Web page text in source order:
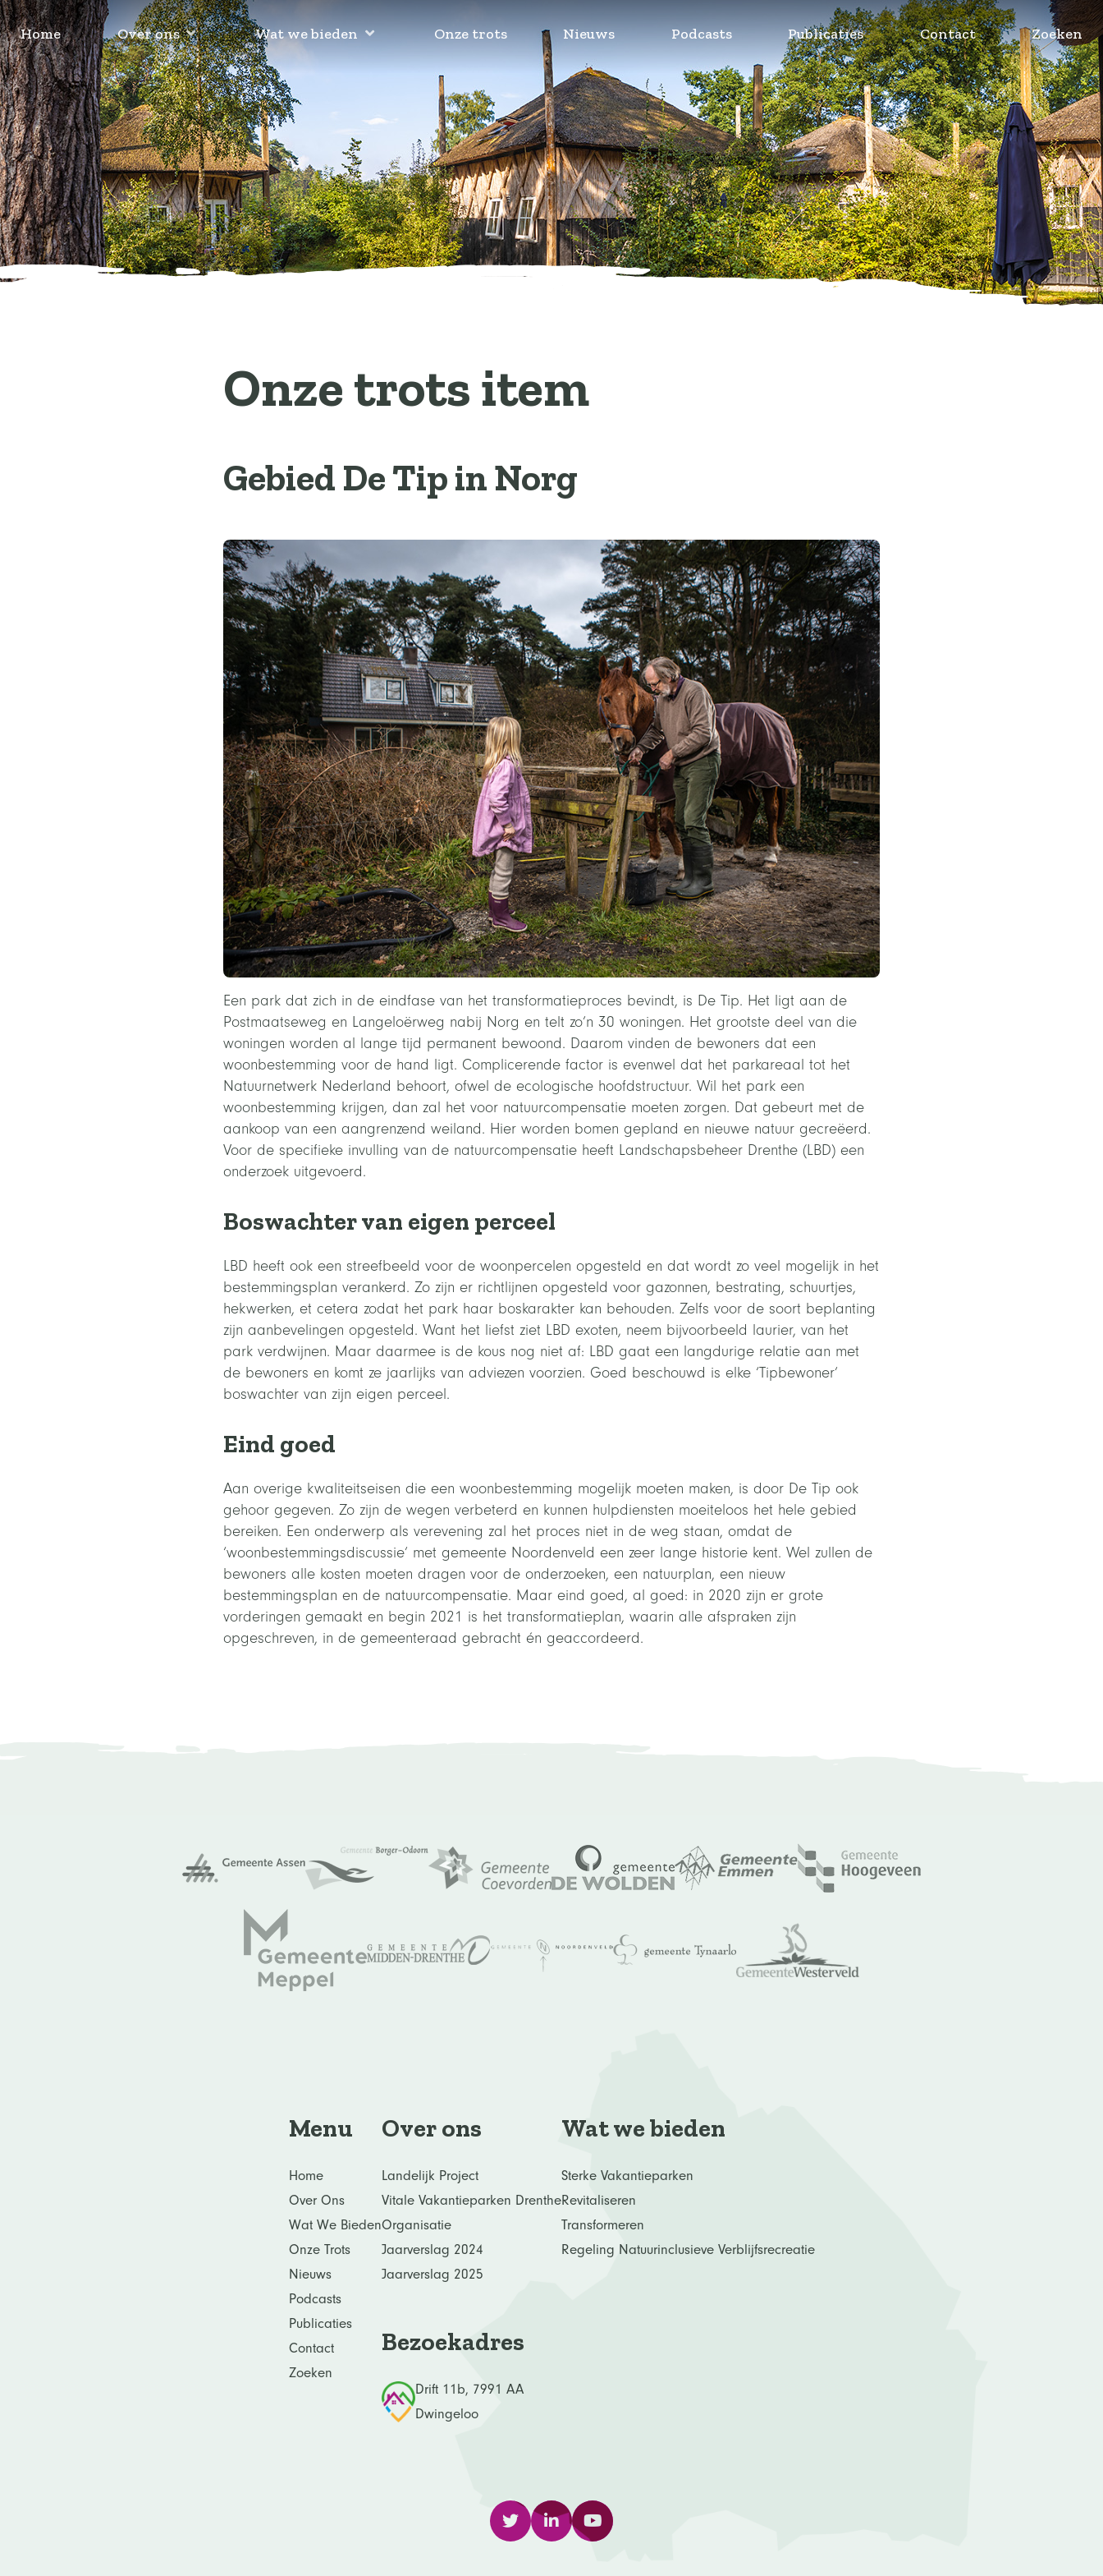
Home Over ons Wat we bieden Onze trots Nieuws Podcasts Publicaties Contact Zoeken
Onze trots item
Gebied De Tip in Norg
Een park dat zich in de eindfase van het transformatieproces bevindt, is De Tip. Het ligt aan de
Postmaatseweg en Langeloërweg nabij Norg en telt zo’n 30 woningen. Het grootste deel van die
woningen worden al lange tijd permanent bewoond. Daarom vinden de bewoners dat een
woonbestemming voor de hand ligt. Complicerende factor is evenwel dat het parkareaal tot het
Natuurnetwerk Nederland behoort, ofwel de ecologische hoofdstructuur. Wil het park een
woonbestemming krijgen, dan zal het voor natuurcompensatie moeten zorgen. Dat gebeurt met de
aankoop van een aangrenzend weiland. Hier worden bomen gepland en nieuwe natuur gecreëerd.
Voor de specifieke invulling van de natuurcompensatie heeft Landschapsbeheer Drenthe (LBD) een
onderzoek uitgevoerd.
Boswachter van eigen perceel
LBD heeft ook een streefbeeld voor de woonpercelen opgesteld en dat wordt zo veel mogelijk in het
bestemmingsplan verankerd. Zo zijn er richtlijnen opgesteld voor gazonnen, bestrating, schuurtjes,
hekwerken, et cetera zodat het park haar boskarakter kan behouden. Zelfs voor de soort beplanting
zijn aanbevelingen opgesteld. Want het liefst ziet LBD exoten, neem bijvoorbeeld laurier, van het
park verdwijnen. Maar daarmee is de kous nog niet af: LBD gaat een langdurige relatie aan met
de bewoners en komt ze jaarlijks van adviezen voorzien. Goed beschouwd is elke ‘Tipbewoner’
boswachter van zijn eigen perceel.
Eind goed
Aan overige kwaliteitseisen die een woonbestemming mogelijk moeten maken, is door De Tip ook
gehoor gegeven. Zo zijn de wegen verbeterd en kunnen hulpdiensten moeiteloos het hele gebied
bereiken. Een onderwerp als verevening zal het proces niet in de weg staan, omdat de
‘woonbestemmingsdiscussie’ met gemeente Noordenveld een zeer lange historie kent. Wel zullen de
bewoners alle kosten moeten dragen voor de onderzoeken, een natuurplan, een nieuw
bestemmingsplan en de natuurcompensatie. Maar eind goed, al goed: in 2020 zijn er grote
vorderingen gemaakt en begin 2021 is het transformatieplan, waarin alle afspraken zijn
opgeschreven, in de gemeenteraad gebracht én geaccordeerd.
Menu
Home
Over Ons
Wat We Bieden
Onze Trots
Nieuws
Podcasts
Publicaties
Contact
Zoeken
Over ons
Landelijk Project
Vitale Vakantieparken Drenthe
Organisatie
Jaarverslag 2024
Jaarverslag 2025
Bezoekadres
Drift 11b, 7991 AA
Dwingeloo
Wat we bieden
Sterke Vakantieparken
Revitaliseren
Transformeren
Regeling Natuurinclusieve Verblijfsrecreatie